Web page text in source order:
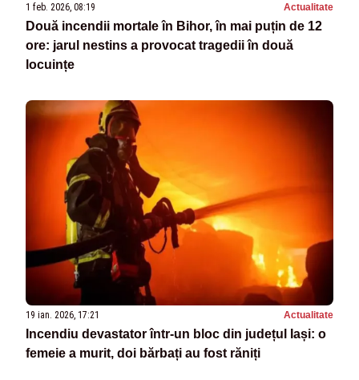
1 feb. 2026, 08:19 Actualitate
Două incendii mortale în Bihor, în mai puțin de 12
ore: jarul nestins a provocat tragedii în două
locuințe
19 ian. 2026, 17:21 Actualitate
Incendiu devastator într-un bloc din județul Iași: o
femeie a murit, doi bărbați au fost răniți